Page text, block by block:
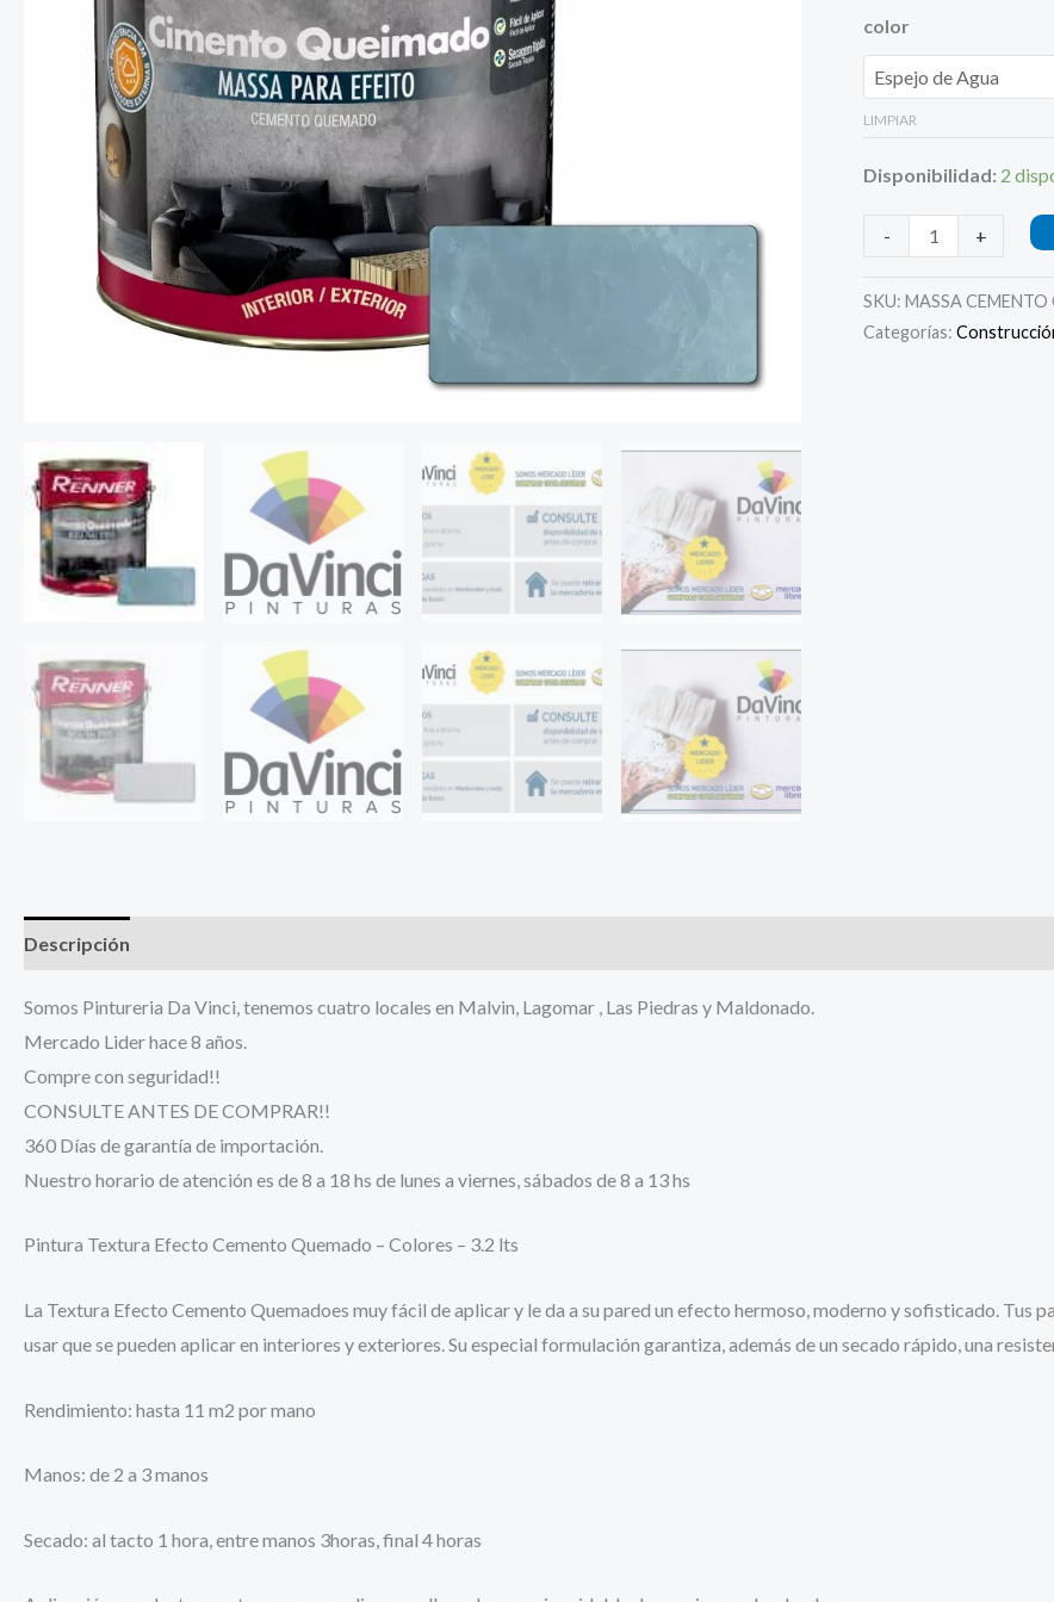
color
LIMPIAR
Disponibilidad: 2
-
cantidad
+
SKU:MASSA
Categorías:
Descripción
Somos Pintureria Da Vinci, tenemos cuatro locales en Malvin, Lagomar , Las Piedras y Maldonado.
Mercado Lider hace 8 años.
Compre con seguridad!!
CONSULTE ANTES DE COMPRAR!!
360 Días de garantía de importación.
Nuestro horario de atención es de 8 a 18 hs de lunes a viernes, sábados de 8 a 13 hs
Pintura Textura Efecto Cemento Quemado – Colores – 3.2 lts
La Textura Efecto Cemento Quemadoes muy fácil de aplicar y le da a su pared un efecto hermoso, moderno y sofisticado. Tus
usar que se pueden aplicar en interiores y exteriores. Su especial formulación garantiza, además de un secado rápido, una
Rendimiento: hasta 11 m2 por mano
Manos: de 2 a 3 manos
Secado: al tacto 1 hora, entre manos 3horas, final 4 horas